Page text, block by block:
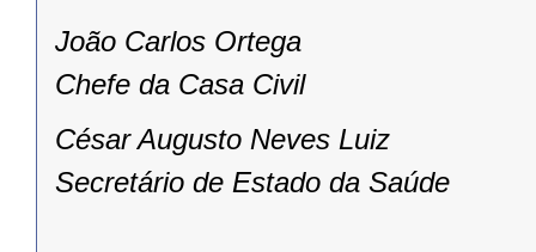
João Carlos Ortega
Chefe da Casa Civil
César Augusto Neves Luiz
Secretário de Estado da Saúde